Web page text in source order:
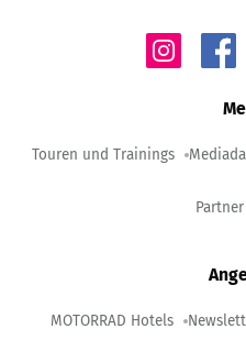
Touren und Trainings
MOTORRAD Hotels